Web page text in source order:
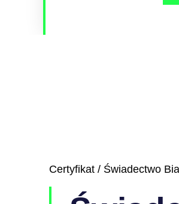
Certyfikat / Świadectwo